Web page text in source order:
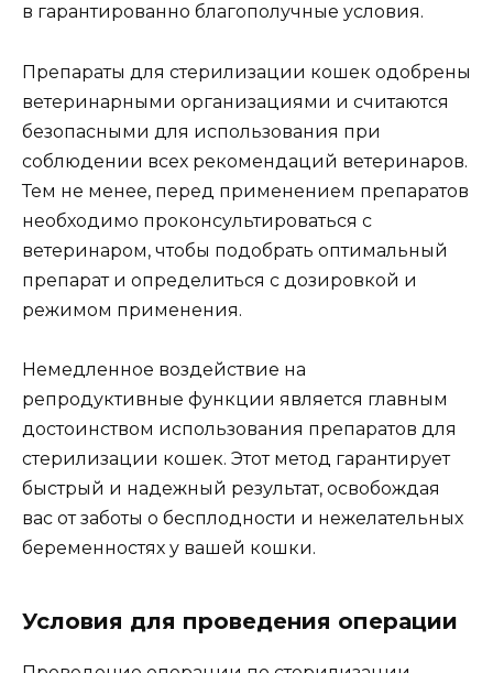
в гарантированно благополучные условия.
Препараты для стерилизации кошек одобрены
ветеринарными организациями и считаются
безопасными для использования при
соблюдении всех рекомендаций ветеринаров.
Тем не менее, перед применением препаратов
необходимо проконсультироваться с
ветеринаром, чтобы подобрать оптимальный
препарат и определиться с дозировкой и
режимом применения.
Немедленное воздействие на
репродуктивные функции является главным
достоинством использования препаратов для
стерилизации кошек. Этот метод гарантирует
быстрый и надежный результат, освобождая
вас от заботы о бесплодности и нежелательных
беременностях у вашей кошки.
Условия для проведения операции